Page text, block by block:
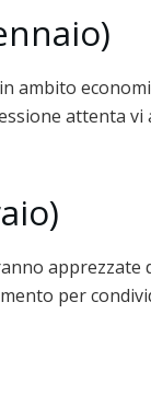
ambito
attenta vi
apprezzate
per